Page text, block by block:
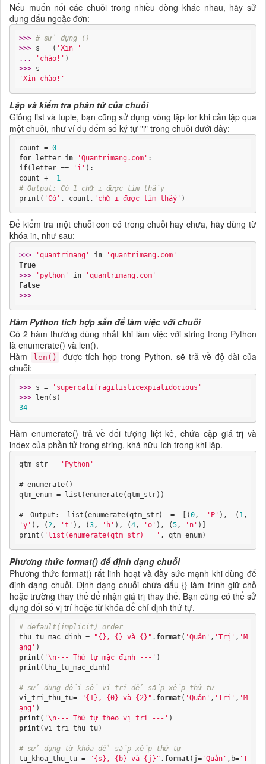
Nếu muốn nối các chuỗi trong nhiều dòng khác nhau, hãy sử
dụng dấu ngoặc đơn:
>>> # sử dụng ()
>>> s = ( 'Xin '
...
'chào!'
>>>
'Xin chào!'
Lặp và kiểm tra phần tử của chuỗi
Giống list và tuple, bạn cũng sử dụng vòng lặp for khi cần lặp qua
một chuỗi, như ví dụ đếm số ký tự "i" trong chuỗi dưới đây:
count = 0
for letter in 'Quantrimang.com'
if(letter == 'i' ):
count += 1
# Output: Có 1 chữ i được tìm thấy
print( 'Có' , count, 'chữ i được tìm thấy' )
Để kiểm tra một chuỗi con có trong chuỗi hay chưa, hãy dùng từ
khóa in, như sau:
>>> 'quantrimang' in
'quantrimang.com'
True
>>>
'python' in
'quantrimang.com'
False
>>>
Hàm Python tích hợp sẵn để làm việc với chuỗi
Có 2 hàm thường dùng nhất khi làm việc với string trong Python
là enumerate() và len().
Hàm
len()
được tích hợp trong Python, sẽ trả về độ dài của
chuỗi:
>>> s =
'supercalifragilisticexpialidocious'
>>>
34
Hàm enumerate() trả về đối tượng liệt kê, chứa cặp giá trị và
index của phần tử trong string, khá hữu ích trong khi lặp.
qtm_str = 'Python'
# enumerate()
qtm_enum = list(enumerate(qtm_str))
# Output: list(enumerate(qtm_str) = [(0, 'P' ), ( 1
'y' ), (2, 't' ), (3, 'h' ), (4, 'o' ), (5, 'n' )]
print( 'list(enumerate(qtm_str) = ' , qtm_enum)
Phương thức format() để định dạng chuỗi
Phương thức format() rất linh hoạt và đầy sức mạnh khi dùng để
định dạng chuỗi. Định dạng chuỗi chứa dấu {} làm trình giữ chỗ
hoặc trường thay thế để nhận giá trị thay thế. Bạn cũng có thể sử
dụng đối số vị trí hoặc từ khóa để chỉ định thứ tự.
# default(implicit) order
thu_tu_mac_dinh =
"{}, {} và {}" . format( 'Quản' , 'Trị' , 'M
ạng'
print( '\n--- Thứ tự mặc định ---'
print(thu_tu_mac_dinh)
# sử dụng đối số vị trí để sắp xếp thứ tự
vi_tri_thu_tu=
"{1}, {0} và {2}" . format( 'Quản' , 'Trị' , 'M
ạng'
print( '\n--- Thứ tự theo vị trí ---'
print(vi_tri_thu_tu)
# sử dụng từ khóa để sắp xếp thứ tự
tu_khoa_thu_tu =
"{s}, {b} và {j}" . format(j='Quản' ,b='T